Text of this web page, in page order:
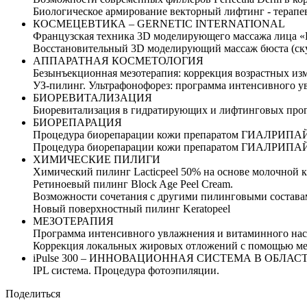
Биологическое армирование векторный лифтинг -
КОСМЕЦЕВТИКА – GERNETIC INTERNATIONAL
Французская техника 3D моделирующего массажа лица
Восстановительный 3D моделирующий массаж бюста
АППАРАТНАЯ КОСМЕТОЛОГИЯ
Безынъекционная мезотерапия: коррекция возрастных
УЗ-пилинг. Ультрафонофорез: программа
БИОРЕВИТАЛИЗАЦИЯ
Биоревитализация в гидратирующих и лифтинговых
БИОРЕПАРАЦИЯ
Процедура биорепарации кожи препаратом
Процедура биорепарации кожи препаратом
ХИМИЧЕСКИЕ ПИЛИГИ
Химический пилинг Lacticpeel 50% на основе
Ретиноевый пилинг Block Age Peel Cream.
Возможности сочетания с другими пилинговыми
Новый поверхностный пилинг Keratopeel
МЕЗОТЕРАПИЯ
Программа интенсивного увлажнения и витаминного
Коррекция локальных жировых отложений с помощью
iPulse 300 – ИННОВАЦИОННАЯ СИСТЕМА В
IPL система. Процедура фотоэпиляции.
Поделиться